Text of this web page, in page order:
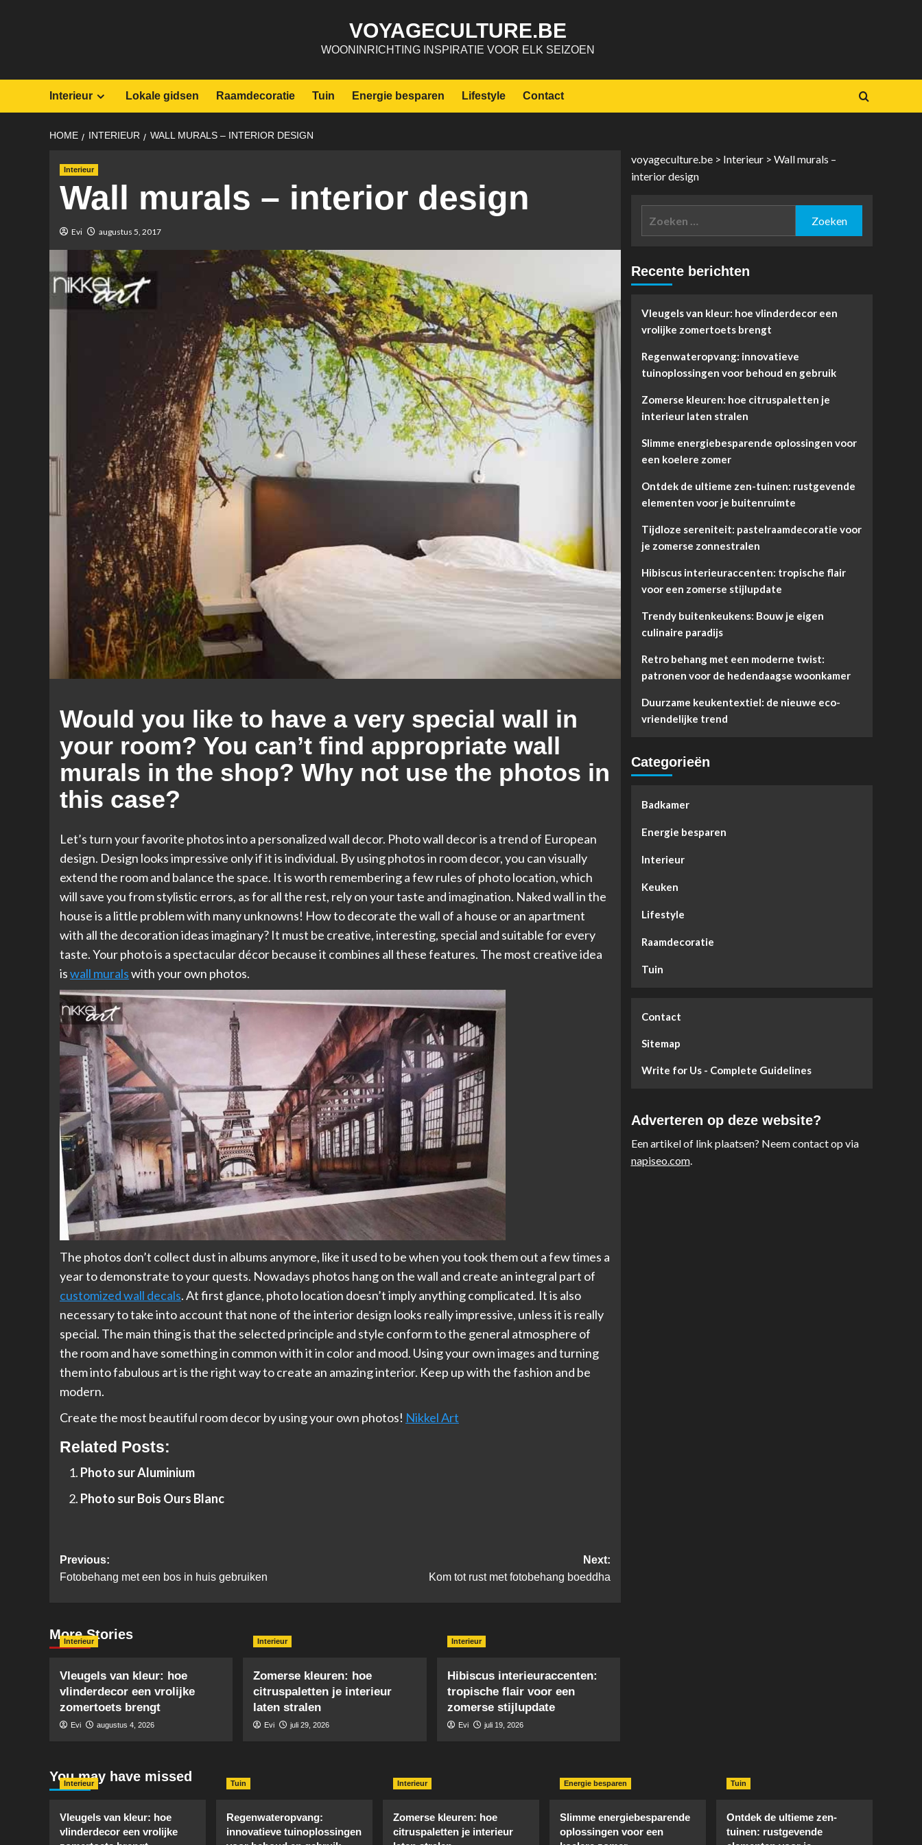
VOYAGECULTURE.BE
WOONINRICHTING INSPIRATIE VOOR ELK SEIZOEN
Interieur Lokale gidsen Raamdecoratie Tuin Energie besparen Lifestyle Contact
HOME INTERIEUR WALL MURALS – INTERIOR DESIGN
Interieur
Wall murals – interior design
Evi augustus 5, 2017
Would you like to have a very special wall in
your room? You can’t find appropriate wall
murals in the shop? Why not use the photos in
this case?
Let’s turn your favorite photos into a personalized wall decor. Photo wall decor is a trend of European
design. Design looks impressive only if it is individual. By using photos in room decor, you can visually
extend the room and balance the space. It is worth remembering a few rules of photo location, which
will save you from stylistic errors, as for all the rest, rely on your taste and imagination. Naked wall in the
house is a little problem with many unknowns! How to decorate the wall of a house or an apartment
with all the decoration ideas imaginary? It must be creative, interesting, special and suitable for every
taste. Your photo is a spectacular décor because it combines all these features. The most creative idea
iswall muralswith your own photos.
The photos don’t collect dust in albums anymore, like it used to be when you took them out a few times a
year to demonstrate to your quests. Nowadays photos hang on the wall and create an integral part of
customized wall decals. At first glance, photo location doesn’t imply anything complicated. It is also
necessary to take into account that none of the interior design looks really impressive, unless it is really
special. The main thing is that the selected principle and style conform to the general atmosphere of
the room and have something in common with it in color and mood. Using your own images and turning
them into fabulous art is the right way to create an amazing interior. Keep up with the fashion and be
modern.
Create the most beautiful room decor by using your own photos! Nikkel Art
Related Posts:
Photo sur Aluminium
Photo sur Bois Ours Blanc
Post
navigation
Previous:
Fotobehang met een bos in huis gebruiken
Next:
Kom tot rust met fotobehang boeddha
More Stories
Interieur
Vleugels van kleur: hoe
vlinderdecor een vrolijke
zomertoets brengt
Evi augustus 4, 2026
Interieur
Zomerse kleuren: hoe
citruspaletten je interieur
laten stralen
Evi juli 29, 2026
Interieur
Hibiscus interieuraccenten:
tropische flair voor een
zomerse stijlupdate
Evi juli 19, 2026
voyageculture.be> Interieur> Wall murals –
interior design
Recente berichten
Vleugels van kleur: hoe vlinderdecor een
vrolijke zomertoets brengt
Regenwateropvang: innovatieve
tuinoplossingen voor behoud en gebruik
Zomerse kleuren: hoe citruspaletten je
interieur laten stralen
Slimme energiebesparende oplossingen voor
een koelere zomer
Ontdek de ultieme zen-tuinen: rustgevende
elementen voor je buitenruimte
Tijdloze sereniteit: pastelraamdecoratie voor
je zomerse zonnestralen
Hibiscus interieuraccenten: tropische flair
voor een zomerse stijlupdate
Trendy buitenkeukens: Bouw je eigen
culinaire paradijs
Retro behang met een moderne twist:
patronen voor de hedendaagse woonkamer
Duurzame keukentextiel: de nieuwe eco-
vriendelijke trend
Categorieën
Badkamer
Energie besparen
Interieur
Keuken
Lifestyle
Raamdecoratie
Tuin
Contact
Sitemap
Write for Us - Complete Guidelines
Adverteren op deze website?
Een artikel of link plaatsen? Neem contact op via
napiseo.com.
You may have missed
Interieur
Vleugels van kleur: hoe
vlinderdecor een vrolijke
Tuin
Regenwateropvang:
innovatieve tuinoplossingen
Interieur
Zomerse kleuren: hoe
citruspaletten je interieur
Energie besparen
Slimme energiebesparende
oplossingen voor een
Tuin
Ontdek de ultieme zen-
tuinen: rustgevende